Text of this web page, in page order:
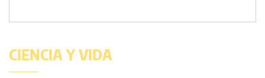
CIENCIA Y VIDA